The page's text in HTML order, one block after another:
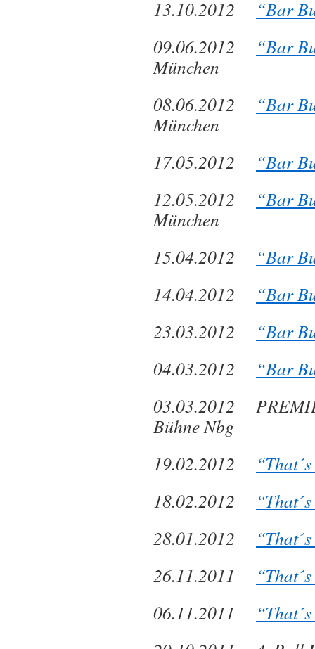
13.10.2012
“Bar
09.06.2012
“Bar
München
08.06.2012
“Bar
München
17.05.2012
“Bar
12.05.2012
“Bar
München
15.04.2012
“Bar
14.04.2012
“Bar
23.03.2012
“Bar
04.03.2012
“Bar
03.03.2012
Bühne Nbg
19.02.2012
18.02.2012
28.01.2012
26.11.2011
06.11.2011